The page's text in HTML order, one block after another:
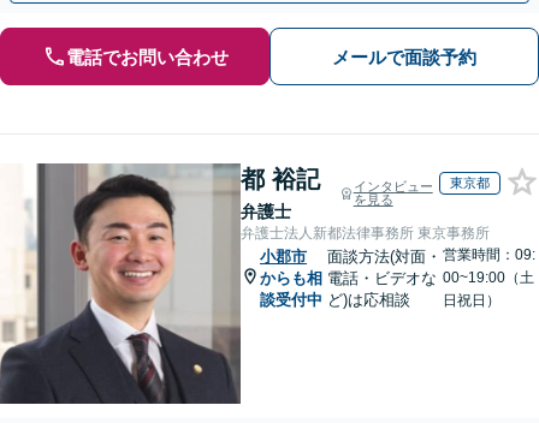
電話でお問い合わせ メールで面談予約
都 裕記
弁護士
インタビュー
を見る
東京都
弁護士法人新都法律事務所 東京事務所
小郡市
からも相
談受付中
面談方法(対面・
電話・ビデオな
ど)は応相談
営業時間：09:
00~19:00（土
日祝日）